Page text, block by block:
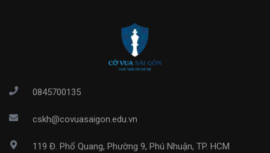
0845700135
cskh@covuasaigon.edu.vn
119 Đ. Phổ Quang, Phường 9, Phú Nhuận, TP. HCM